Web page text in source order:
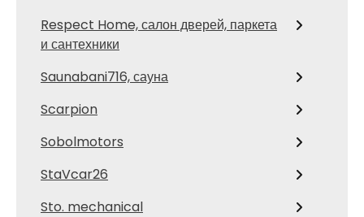
Respect Home, салон дверей, паркета
и сантехники
Saunabani716, сауна
Scarpion
Sobolmotors
StaVcar26
Sto. mechanical